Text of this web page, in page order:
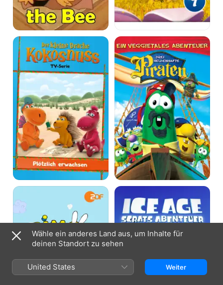
Der
kleine
Drache
Kokosnuss
Drei
Heldenhafte
Piraten:
Ein
VeggieTales
Abenteuer
Simon
Ice
Age:
Scrats
Abenteuer
Wähle ein anderes Land aus, um Inhalte für
deinen Standort zu sehen
United States Weiter